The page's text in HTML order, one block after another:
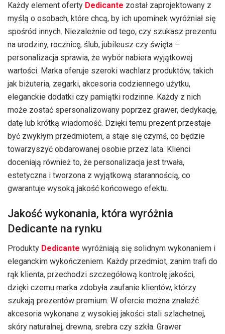
Każdy element oferty Dedicante został zaprojektowany z
myślą o osobach, które chcą, by ich upominek wyróżniał się
spośród innych. Niezależnie od tego, czy szukasz prezentu
na urodziny, rocznicę, ślub, jubileusz czy święta –
personalizacja sprawia, że wybór nabiera wyjątkowej
wartości. Marka oferuje szeroki wachlarz produktów, takich
jak biżuteria, zegarki, akcesoria codziennego użytku,
eleganckie dodatki czy pamiątki rodzinne. Każdy z nich
może zostać spersonalizowany poprzez grawer, dedykację,
datę lub krótką wiadomość. Dzięki temu prezent przestaje
być zwykłym przedmiotem, a staje się czymś, co będzie
towarzyszyć obdarowanej osobie przez lata. Klienci
doceniają również to, że personalizacja jest trwała,
estetyczna i tworzona z wyjątkową starannością, co
gwarantuje wysoką jakość końcowego efektu.
Jakość wykonania, która wyróżnia
Dedicante na rynku
Produkty Dedicante wyróżniają się solidnym wykonaniem i
eleganckim wykończeniem. Każdy przedmiot, zanim trafi do
rąk klienta, przechodzi szczegółową kontrolę jakości,
dzięki czemu marka zdobyła zaufanie klientów, którzy
szukają prezentów premium. W ofercie można znaleźć
akcesoria wykonane z wysokiej jakości stali szlachetnej,
skóry naturalnej, drewna, srebra czy szkła. Grawer